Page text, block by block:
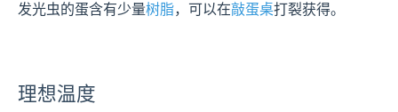
发光虫的蛋含有少量树脂，可以在敲蛋桌打裂获得。
理想温度